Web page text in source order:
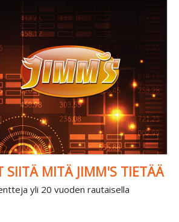
SIITÄ MITÄ JIMM'S TIETÄÄ
yli 20 vuoden rautaisella